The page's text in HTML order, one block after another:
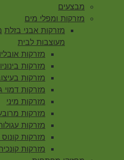
מבצעים
מזרקות ומפלי מים
מזרקות אבני בזלת
מעוצבות לבית
מזרקות
מזרקות
מזרקות
מזרקות דמוי
מזרקות מיני
מזרקות
מזרקות
מזרקות
מזרקות